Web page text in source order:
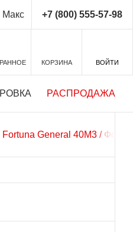
+7 (800) 555-57-98
КОРЗИНА ВОЙТИ
РАСПРОДАЖА
General 40M3 /